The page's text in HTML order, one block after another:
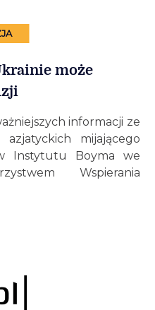
może
informacji ze
mijającego
Instytutu Boyma we
Wspierania